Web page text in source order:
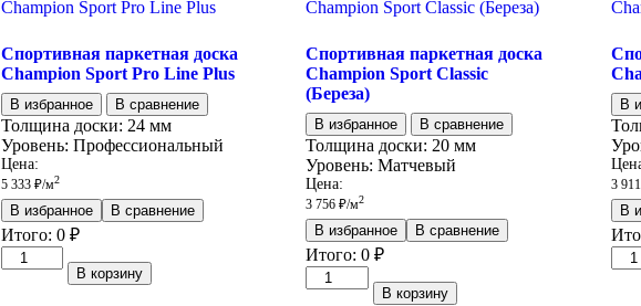
Спортивная паркетная доска
Champion Sport Pro Line Plus
В избранное В сравнение
Толщина доски: 24 мм
Уровень: Профессиональный
Цена:
5 333 ₽/м2
В избранное В сравнение
Итого: 0 ₽
Количество
товара
В корзину
Спортивная паркетная доска
Champion Sport Classic
(Береза)
В избранное В сравнение
Толщина доски: 20 мм
Уровень: Матчевый
Цена:
3 756₽/м2
В избранное В сравнение
Итого: 0 ₽
Количество
товара
В корзину
В
3 911
В